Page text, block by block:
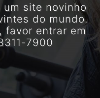
um site novinho
do mundo.
favor entrar em
7900